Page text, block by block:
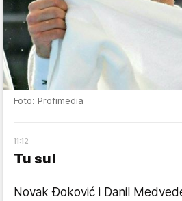
Foto: Profimedia
11:12
Tu su!
Novak Đoković i Danil